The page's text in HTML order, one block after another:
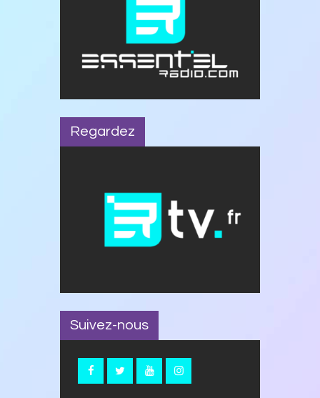
Regardez
Suivez-nous